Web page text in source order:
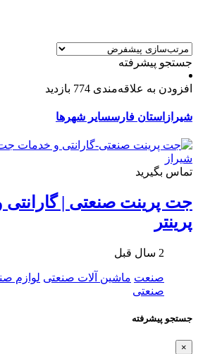
جستجو پیشرفته
افزودن به علاقه‌مندی 774 بازدید
شیراز استان فارسسایر شهرها
تماس بگیرید
جت پرینت صنعتی |
پرینتر
2 سال قبل
صنعت ماشین آلات صنعتی لوازم
صنعتی
جستجو پیشرفته
×